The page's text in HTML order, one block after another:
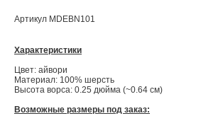
Артикул MDEBN101
Характеристики
Цвет: айвори
Материал: 100% шерсть
Высота ворса: 0.25 дюйма (~0.64 см)
Возможные размеры под заказ: